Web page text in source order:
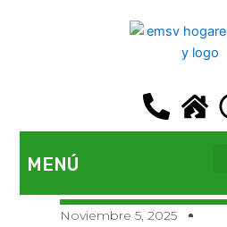
MENÚ
Noviembre 5, 2025